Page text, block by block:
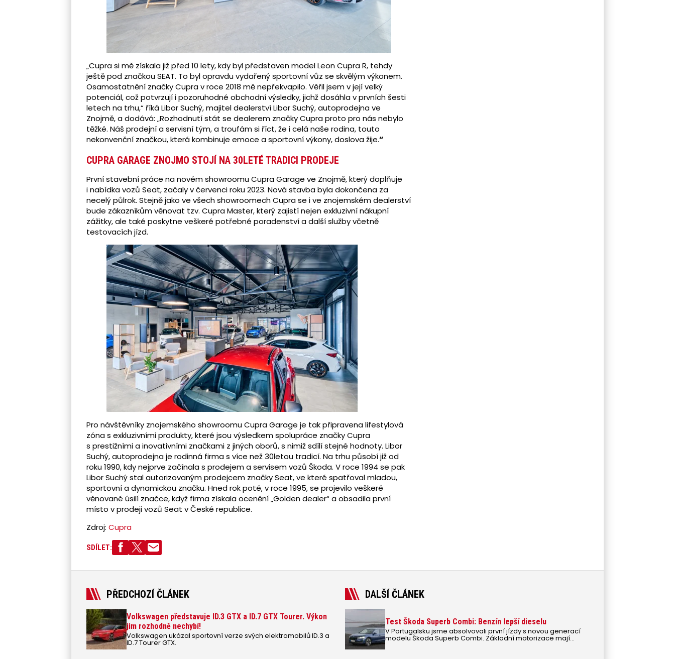
„Cupra si mě získala již před 10 lety, kdy byl představen model Leon Cupra R, tehdy
ještě pod značkou SEAT. To byl opravdu vydařený sportovní vůz se skvělým výkonem.
Osamostatnění značky Cupra v roce 2018 mě nepřekvapilo. Věřil jsem v její velký
potenciál, což potvrzují i pozoruhodné obchodní výsledky, jichž dosáhla v prvních šesti
letech na trhu,“ říká Libor Suchý, majitel dealerství Libor Suchý, autoprodejna ve
Znojmě, a dodává: „Rozhodnutí stát se dealerem značky Cupra proto pro nás nebylo
těžké. Náš prodejní a servisní tým, a troufám si říct, že i celá naše rodina, touto
nekonvenční značkou, která kombinuje emoce a sportovní výkony, doslova žije.“
CUPRA GARAGE ZNOJMO STOJÍ NA 30LETÉ TRADICI PRODEJE
První stavební práce na novém showroomu Cupra Garage ve Znojmě, který doplňuje
i nabídka vozů Seat, začaly v červenci roku 2023. Nová stavba byla dokončena za
necelý půlrok. Stejně jako ve všech showroomech Cupra se i ve znojemském dealerství
bude zákazníkům věnovat tzv. Cupra Master, který zajistí nejen exkluzivní nákupní
zážitky, ale také poskytne veškeré potřebné poradenství a další služby včetně
testovacích jízd.
Pro návštěvníky znojemského showroomu Cupra Garage je tak připravena lifestylová
zóna s exkluzivními produkty, které jsou výsledkem spolupráce značky Cupra
s prestižními a inovativními značkami z jiných oborů, s nimiž sdílí stejné hodnoty. Libor
Suchý, autoprodejna je rodinná firma s více než 30letou tradicí. Na trhu působí již od
roku 1990, kdy nejprve začínala s prodejem a servisem vozů Škoda. V roce 1994 se pak
Libor Suchý stal autorizovaným prodejcem značky Seat, ve které spatřoval mladou,
sportovní a dynamickou značku. Hned rok poté, v roce 1995, se projevilo veškeré
věnované úsilí značce, když firma získala ocenění „Golden dealer“ a obsadila první
místo v prodeji vozů Seat v České republice.
Zdroj: Cupra
SDÍLET:
PŘEDCHOZÍ ČLÁNEK
Volkswagen představuje ID.3 GTX a ID.7 GTX Tourer. Výkon
jim rozhodně nechybí!
Volkswagen ukázal sportovní verze svých elektromobilů ID.3 a
ID.7 Tourer GTX.
DALŠÍ ČLÁNEK
Test Škoda Superb Combi: Benzín lepší dieselu
V Portugalsku jsme absolvovali první jízdy s novou generací
modelu Škoda Superb Combi. Základní motorizace mají
shodně 110 kW, ale přikláníme se k benzínu.